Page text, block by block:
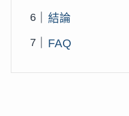
結論
FAQ